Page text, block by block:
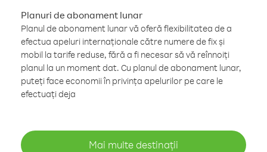
Planuri de abonament lunar
Planul de abonament lunar vă oferă flexibilitatea de a
efectua apeluri internaționale către numere de fix și
mobil la tarife reduse, fără a fi necesar să vă reînnoiți
planul la un moment dat. Cu planul de abonament lunar,
puteți face economii în privința apelurilor pe care le
efectuați deja
Mai multe destinații